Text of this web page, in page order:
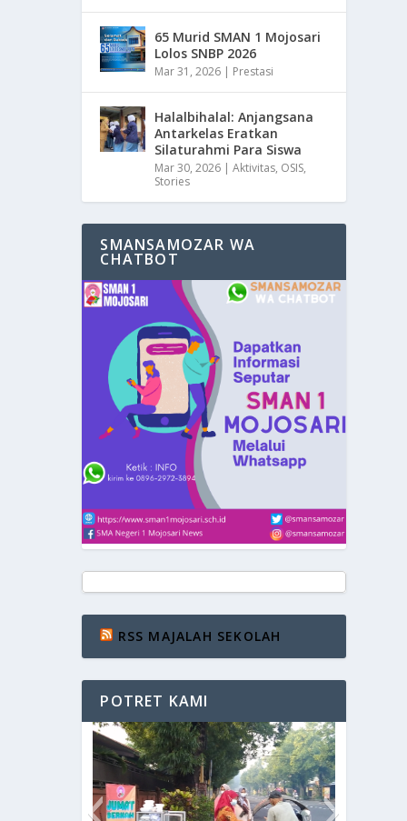
65 Murid SMAN 1 Mojosari
Lolos SNBP 2026
Mar 31, 2026 | Prestasi
Halalbihalal: Anjangsana
Antarkelas Eratkan
Silaturahmi Para Siswa
Mar 30, 2026 |Aktivitas, OSIS,
Stories
SMANSAMOZAR WA
CHATBOT
RSS MAJALAH SEKOLAH
POTRET KAMI